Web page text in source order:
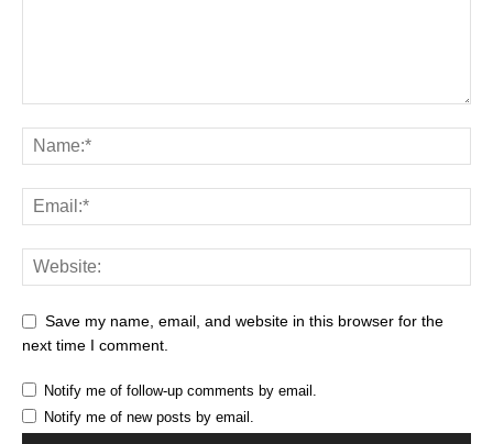
Save my name, email, and website in this browser for the
next time I comment.
Notify me of follow-up comments by email.
Notify me of new posts by email.